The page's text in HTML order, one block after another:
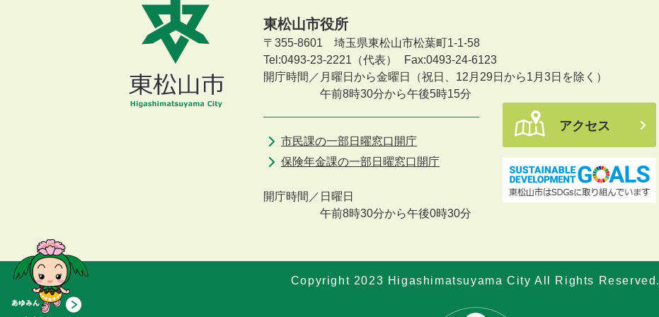
東松山市役所
〒355-8601 埼玉県東松山市松葉町1-1-58
Tel:0493-23-2221（代表）
Fax:0493-24-6123
開庁時間／月曜日から金曜日
（祝日、12月29日から1月3日を除く）
午前8時30分から午後5時15分
市民課の一部日曜窓口開庁
保険年金課の一部日曜窓口開庁
開庁時間／ 日曜日
午前8時30分から午後0時30分
アクセス
Copyright 2023 Higashimatsuyama City All Rights Reserved.